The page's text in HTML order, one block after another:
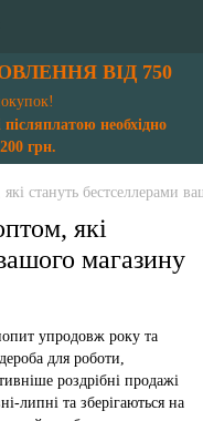
ВІД 750
необхідно
грн.
стануть бестселлерами
які
магазину
упродовж року та
для роботи,
роздрібні продажі
липні та зберігаються на